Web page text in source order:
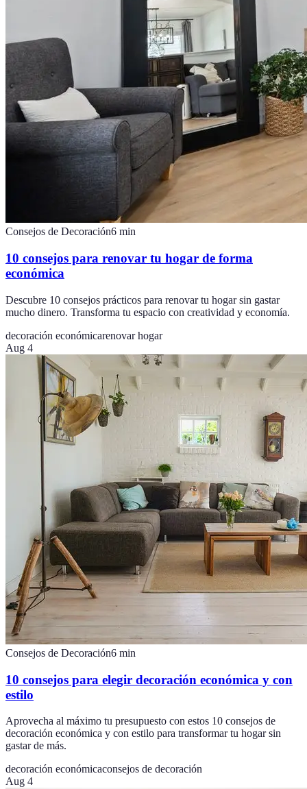
Consejos de Decoración6 min
10 consejos para renovar tu hogar de forma
económica
Descubre 10 consejos prácticos para renovar tu hogar sin gastar
mucho dinero. Transforma tu espacio con creatividad y economía.
decoración económicarenovar hogar
Aug 4
Consejos de Decoración6 min
10 consejos para elegir decoración económica y con
estilo
Aprovecha al máximo tu presupuesto con estos 10 consejos de
decoración económica y con estilo para transformar tu hogar sin
gastar de más.
decoración económicaconsejos de decoración
Aug 4